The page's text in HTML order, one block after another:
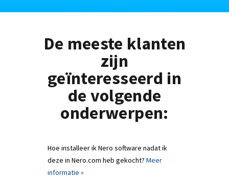
De meeste klanten
zijn
geïnteresseerd in
de volgende
onderwerpen:
Hoe installeer ik Nero software nadat ik
deze in Nero.com heb gekocht? Meer
informatie »